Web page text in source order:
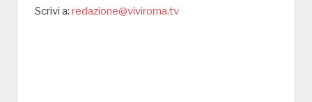
Scrivi a: redazione@viviroma.tv